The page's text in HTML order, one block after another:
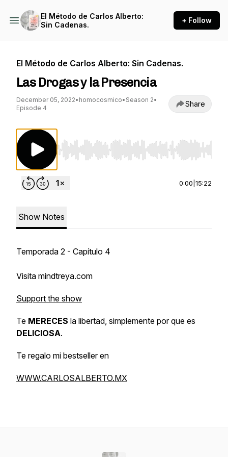
El Método de Carlos Alberto:
Sin Cadenas.
+ Follow
El Método de Carlos Alberto: Sin Cadenas.
Las Drogas y la Presencia
December 05, 2022• homocosmico• Season 2•
Episode 4
Share
Use Left/Right to seek, Home/End to jump to
0:00 15:22
Show Notes
Temporada 2 - Capítulo 4
Visita mindtreya.com
Support the show
Te MERECES la libertad, simplemente por que es
DELICIOSA.
Te regalo mi bestseller en
WWW.CARLOSALBERTO.MX